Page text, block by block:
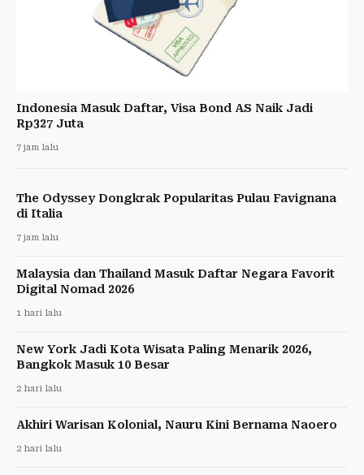
Indonesia Masuk Daftar, Visa Bond AS Naik Jadi
Rp327 Juta
7 jam lalu
The Odyssey Dongkrak Popularitas Pulau Favignana
di Italia
7 jam lalu
Malaysia dan Thailand Masuk Daftar Negara Favorit
Digital Nomad 2026
1 hari lalu
New York Jadi Kota Wisata Paling Menarik 2026,
Bangkok Masuk 10 Besar
2 hari lalu
Akhiri Warisan Kolonial, Nauru Kini Bernama Naoero
2 hari lalu